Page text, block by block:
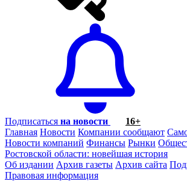
Подписаться на новости
16+
Главная Новости Компании сообщают
Новости компаний Финансы Рынки
Ростовской области: новейшая история
Об издании Архив газеты Архив сайта
Правовая информация